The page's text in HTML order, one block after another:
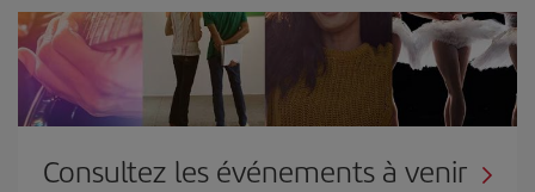
Consultez les événements à venir